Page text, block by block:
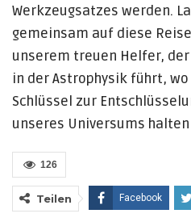
Werkzeugsatzes werden.
gemeinsam auf diese
unserem treuen Helfer,
in der Astrophysik führt,
Schlüssel zur
unseres Universums
126
Teilen Facebook